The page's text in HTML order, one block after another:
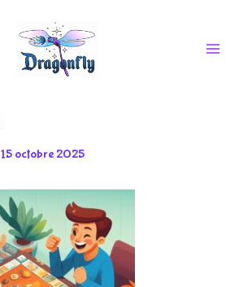
15 octobre 2025